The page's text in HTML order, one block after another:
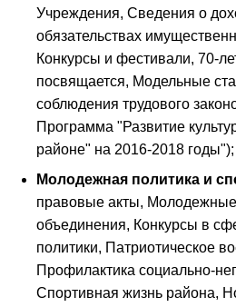
Учреждения, Сведения о
обязательствах
Конкурсы и фестивали, 70-
посвящается, Модельные
соблюдения трудового
Программа "Развитие
районе" на 2016-2018 годы");
Молодежная политика и
правовые акты,
объединения, Конкурсы в
политики, Патриотическое
Профилактика социально-
Спортивная жизнь района,